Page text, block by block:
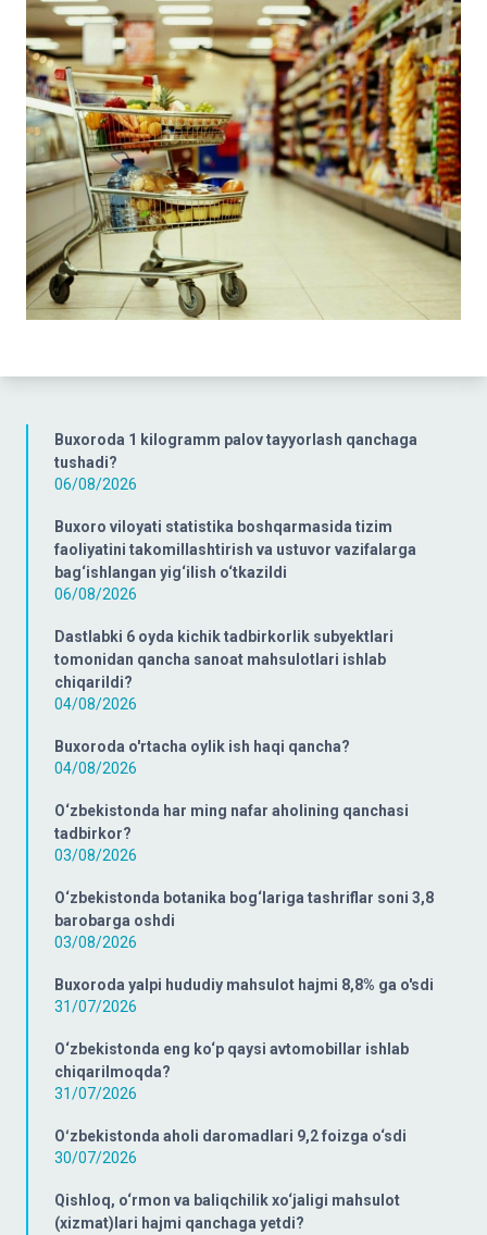
Buxoroda 1 kilogramm palov tayyorlash qanchaga
tushadi?
06/08/2026
Buxoro viloyati statistika boshqarmasida tizim
faoliyatini takomillashtirish va ustuvor vazifalarga
bag‘ishlangan yig‘ilish o‘tkazildi
06/08/2026
Dastlabki 6 oyda kichik tadbirkorlik subyektlari
tomonidan qancha sanoat mahsulotlari ishlab
chiqarildi?
04/08/2026
Buxoroda o'rtacha oylik ish haqi qancha?
04/08/2026
O‘zbekistonda har ming nafar aholining qanchasi
tadbirkor?
03/08/2026
O‘zbekistonda botanika bog‘lariga tashriflar soni 3,8
barobarga oshdi
03/08/2026
Buxoroda yalpi hududiy mahsulot hajmi 8,8% ga o'sdi
31/07/2026
O‘zbekistonda eng ko‘p qaysi avtomobillar ishlab
chiqarilmoqda?
31/07/2026
Oʻzbekistonda aholi daromadlari 9,2 foizga o‘sdi
30/07/2026
Qishloq, o‘rmon va baliqchilik xo‘jaligi mahsulot
(xizmat)lari hajmi qanchaga yetdi?